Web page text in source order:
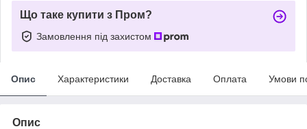
Що таке купити з Пром?
Замовлення під захистом
Опис Характеристики Доставка Оплата Умови
Опис